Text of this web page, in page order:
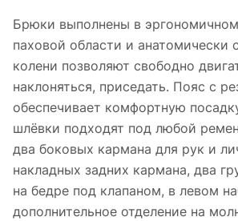
Брюки выполнены в
паховой области и анатомически
колени позволяют свободно
наклоняться, приседать. Пояс с
обеспечивает комфортную
шлёвки подходят под любой
два боковых кармана для рук и
накладных задних кармана, два
на бедре под клапаном, в левом
дополнительное отделение на